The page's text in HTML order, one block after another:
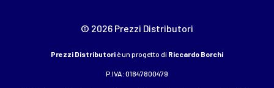
© 2026 Prezzi Distributori
Prezzi Distributori è un progetto di Riccardo Borchi
P.IVA: 01847800479